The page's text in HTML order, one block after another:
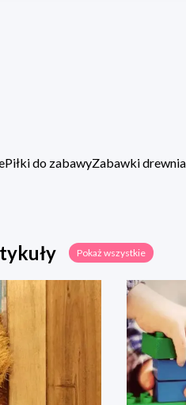
Piłki do zabawyZabawki
Pokaż wszystkie